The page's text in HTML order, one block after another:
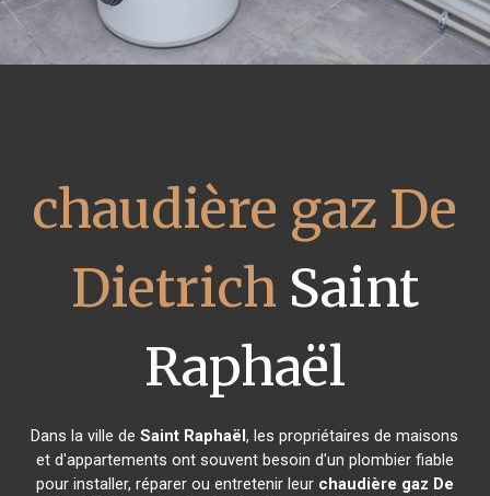
chaudière gaz De
Dietrich Saint
Raphaël
Dans la ville deSaint Raphaël, les propriétaires de maisons
et d'appartements ont souvent besoin d'un plombier fiable
pour installer, réparer ou entretenir leur chaudière gaz De